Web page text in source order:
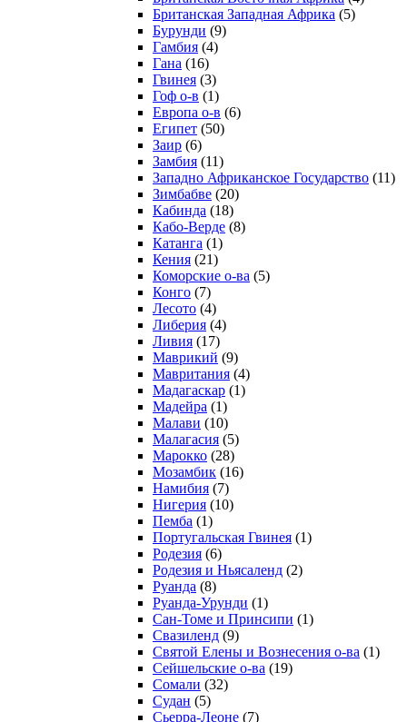
Британская Западная Африка (5)
Бурунди (9)
Гамбия (4)
Гана (16)
Гвинея (3)
Гоф о-в (1)
Европа о-в (6)
Египет (50)
Заир (6)
Замбия (11)
Западно Африканское Государство (11)
Зимбабве (20)
Кабинда (18)
Кабо-Верде (8)
Катанга (1)
Кения (21)
Коморcкие о-ва (5)
Конго (7)
Лесото (4)
Либерия (4)
Ливия (17)
Маврикий (9)
Мавритания (4)
Мадагаскар (1)
Мадейра (1)
Малави (10)
Малагасия (5)
Марокко (28)
Мозамбик (16)
Намибия (7)
Нигерия (10)
Пемба (1)
Португальская Гвинея (1)
Родезия (6)
Родезия и Ньясаленд (2)
Руанда (8)
Руанда-Урунди (1)
Сан-Томе и Принсипи (1)
Свазиленд (9)
Святой Елены и Вознесения о-ва (1)
Сейшельские о-ва (19)
Сомали (32)
Судан (5)
Сьерра-Леоне (7)